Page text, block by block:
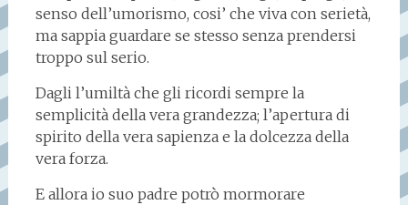
senso dell’umorismo, cosi’ che viva con serietà,
ma sappia guardare se stesso senza prendersi
troppo sul serio.
Dagli l’umiltà che gli ricordi sempre la
semplicità della vera grandezza; l’apertura di
spirito della vera sapienza e la dolcezza della
vera forza.
E allora io suo padre potrò mormorare